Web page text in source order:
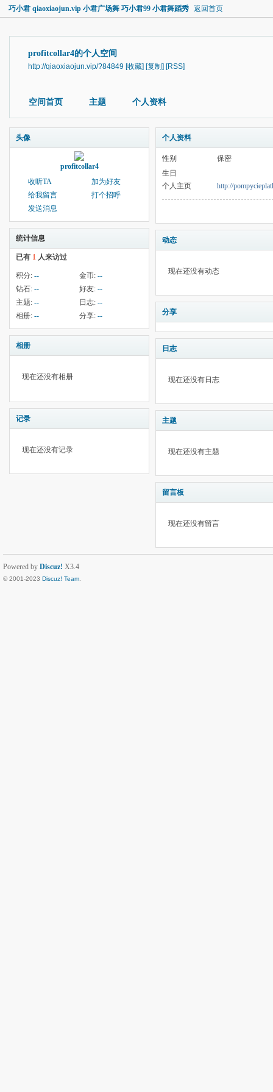
巧小君 qiaoxiaojun.vip 小君广场舞 巧小君99 小君舞蹈秀 返回首页
profitcollar4的个人空间
http://qiaoxiaojun.vip/?84849 [收藏] [复制] [RSS]
空间首页 主题 个人资料
头像
profitcollar4
收听TA
加为好友
给我留言
打个招呼
发送消息
统计信息
已有 1 人来访过
积分: -- 金币: --
钻石: -- 好友: --
主题: -- 日志: --
相册: -- 分享: --
相册
现在还没有相册
记录
现在还没有记录
个人资料
性别
保密
生日
个人主页
http://
动态
现在还没有动态
分享
日志
现在还没有日志
主题
现在还没有主题
留言板
现在还没有留言
Powered by Discuz! X3.4
© 2001-2023 Discuz! Team